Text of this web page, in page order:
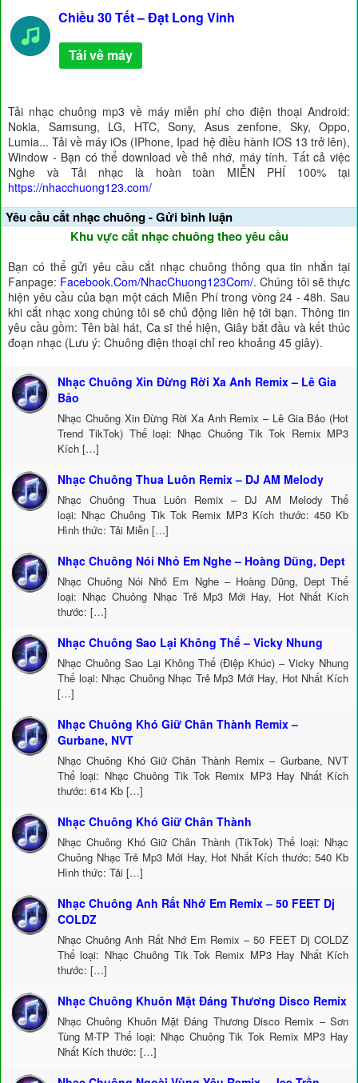
Chiều 30 Tết – Đạt Long Vinh
Tải về máy
Tải nhạc chuông mp3 về máy miễn phí cho điện thoại Android:
Nokia, Samsung, LG, HTC, Sony, Asus zenfone, Sky, Oppo,
Lumia... Tải về máy iOs (IPhone, Ipad hệ điều hành IOS 13 trở lên),
Window - Bạn có thể download về thẻ nhớ, máy tính. Tất cả việc
Nghe và Tải nhạc là hoàn toàn MIỄN PHÍ 100% tại
https://nhacchuong123.com/
Yêu cầu cắt nhạc chuông - Gửi bình luận
Khu vực cắt nhạc chuông theo yêu cầu
Bạn có thể gửi yêu cầu cắt nhạc chuông thông qua tin nhắn tại
Fanpage: Facebook.Com/NhacChuong123Com/. Chúng tôi sẽ thực
hiện yêu cầu của bạn một cách Miễn Phí trong vòng 24 - 48h. Sau
khi cắt nhạc xong chúng tôi sẽ chủ động liên hệ tới bạn. Thông tin
yêu cầu gồm: Tên bài hát, Ca sĩ thể hiện, Giây bắt đầu và kết thúc
đoạn nhạc (Lưu ý: Chuông điện thoại chỉ reo khoảng 45 giây).
Nhạc Chuông Xin Đừng Rời Xa Anh Remix – Lê Gia
Bảo
Nhạc Chuông Xin Đừng Rời Xa Anh Remix – Lê Gia Bảo (Hot
Trend TikTok) Thể loại: Nhạc Chuông Tik Tok Remix MP3
Kích […]
Nhạc Chuông Thua Luôn Remix – DJ AM Melody
Nhạc Chuông Thua Luôn Remix – DJ AM Melody Thể
loại: Nhạc Chuông Tik Tok Remix MP3 Kích thước: 450 Kb
Hình thức: Tải Miễn […]
Nhạc Chuông Nói Nhỏ Em Nghe – Hoàng Dũng, Dept
Nhạc Chuông Nói Nhỏ Em Nghe – Hoàng Dũng, Dept Thể
loại: Nhạc Chuông Nhạc Trẻ Mp3 Mới Hay, Hot Nhất Kích
thước: […]
Nhạc Chuông Sao Lại Không Thể – Vicky Nhung
Nhạc Chuông Sao Lại Không Thể (Điệp Khúc) – Vicky Nhung
Thể loại: Nhạc Chuông Nhạc Trẻ Mp3 Mới Hay, Hot Nhất Kích
[…]
Nhạc Chuông Khó Giữ Chân Thành Remix –
Gurbane, NVT
Nhạc Chuông Khó Giữ Chân Thành Remix – Gurbane, NVT
Thể loại: Nhạc Chuông Tik Tok Remix MP3 Hay Nhất Kích
thước: 614 Kb […]
Nhạc Chuông Khó Giữ Chân Thành
Nhạc Chuông Khó Giữ Chân Thành (TikTok) Thể loại: Nhạc
Chuông Nhạc Trẻ Mp3 Mới Hay, Hot Nhất Kích thước: 540 Kb
Hình thức: Tải […]
Nhạc Chuông Anh Rất Nhớ Em Remix – 50 FEET Dj
COLDZ
Nhạc Chuông Anh Rất Nhớ Em Remix – 50 FEET Dj COLDZ
Thể loại: Nhạc Chuông Tik Tok Remix MP3 Hay Nhất Kích
thước: […]
Nhạc Chuông Khuôn Mặt Đáng Thương Disco Remix
Nhạc Chuông Khuôn Mặt Đáng Thương Disco Remix – Sơn
Tùng M-TP Thể loại: Nhạc Chuông Tik Tok Remix MP3 Hay
Nhất Kích thước: […]